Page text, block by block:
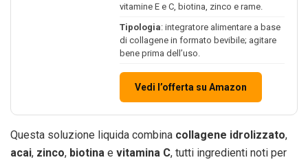
vitamine E e C, biotina, zinco e rame.
Tipologia: integratore alimentare a base
di collagene in formato bevibile; agitare
bene prima dell’uso.
Vedi l’offerta su Amazon
Questa soluzione liquida combina collagene idrolizzato,
acai, zinco, biotina e vitamina C, tutti ingredienti noti per